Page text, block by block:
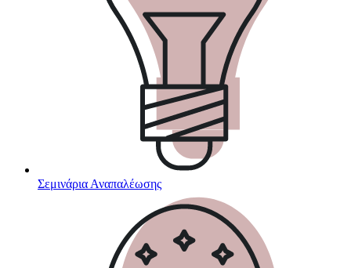
Σεμινάρια Αναπαλέωσης